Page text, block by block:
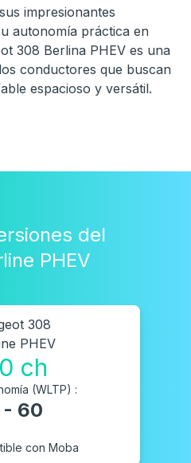
impresionantes
autonomía práctica en
308 Berlina PHEV es una
conductores que buscan
espacioso y versátil.
del
PHEV
308
PHEV
ch
(WLTP) :
- 60
con Moba